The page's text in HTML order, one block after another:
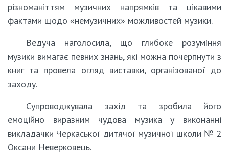
різноманіттям музичних напрямків та цікавими
фактами щодо «немузичних» можливостей музики.
Ведуча наголосила, що глибоке розуміння
музики вимагає певних знань, які можна почерпнути з
книг та провела огляд виставки, організованої до
заходу.
Супроводжувала захід та зробила його
емоційно виразним чудова музика у виконанні
викладачки Черкаської дитячої музичної школи № 2
Оксани Неверковець.